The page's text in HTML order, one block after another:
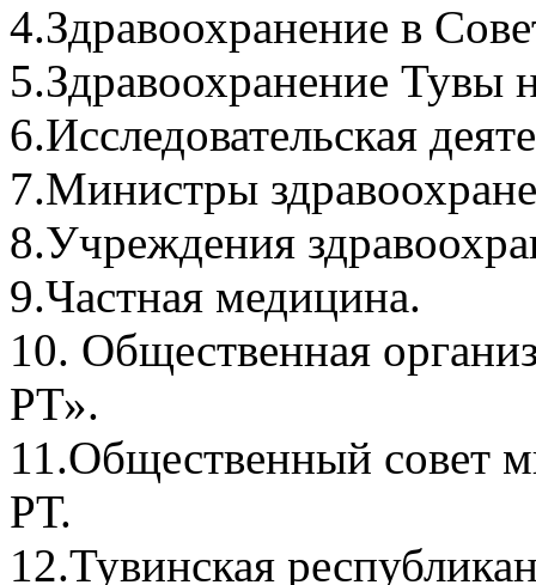
4.Здравоохранение в
5.Здравоохранение Тувы
6.Исследовательская
7.Министры
8.Учреждения
9.Частная медицина.
10. Общественная
РТ».
11.Общественный совет
РТ.
12.Тувинская